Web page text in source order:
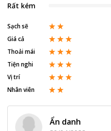
Rất kém
Sạch sẽ
Giá cả
Thoải mái
Tiện nghi
Vị trí
Nhân viên
Ẩn danh